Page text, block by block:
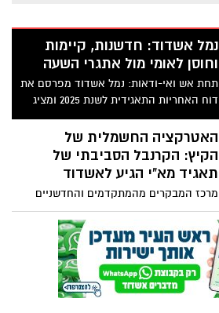
נמל אשדוד: חדשנות, קיימות
וחוסן לאומי מול אתגרי השעה
תחת אש ואי-ודאות: נמל אשדוד מפרסם את
דוח האחריות התאגידית לשנת 2025 ומציג
חוסן תפעולי, חדשנות ותוכנית סביבתית
ארוכת טווח
האטרקציה החשמלית של
הקיץ: הקרנבל הסביבתי של
תאגיד מא"י הגיע לאשדוד
מרכז המבקרים מהמתקדמים והחדשניים
בעולם למיחזור פסולת אלקטרונית וסוללות –
מא"י פקטורי הגיע לפארק אשדוד ים, כחלק
מהפנינג לעידוד המיחזור שכלל מגוון סדנאות
לכל המשפחה, דוכני קיימות ואיכות סביבה,
סדנת תיפוף סביבתי וקצבי על כלים מפסולת
אלקטרונית, וכמובן מפעל המיחזור הנייד של